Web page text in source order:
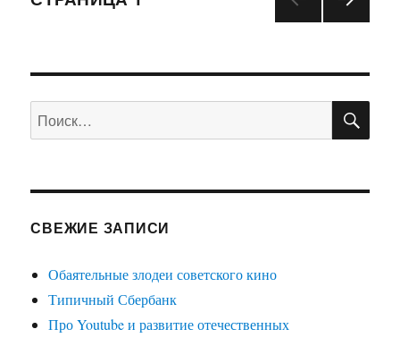
записям
СТРА
НИЦ
Искать:
СВЕЖИЕ ЗАПИСИ
Обаятельные злодеи советского кино
Типичный Сбербанк
Про Youtube и развитие отечественных